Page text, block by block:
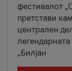
фестивалот
претстави
централен
„Билјан